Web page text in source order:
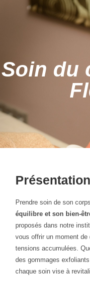
Soin du
Prendre soin de son
équilibre et son bien-
proposés dans notre
vous offrir un moment
tensions accumulées.
des gommages
chaque soin vise à